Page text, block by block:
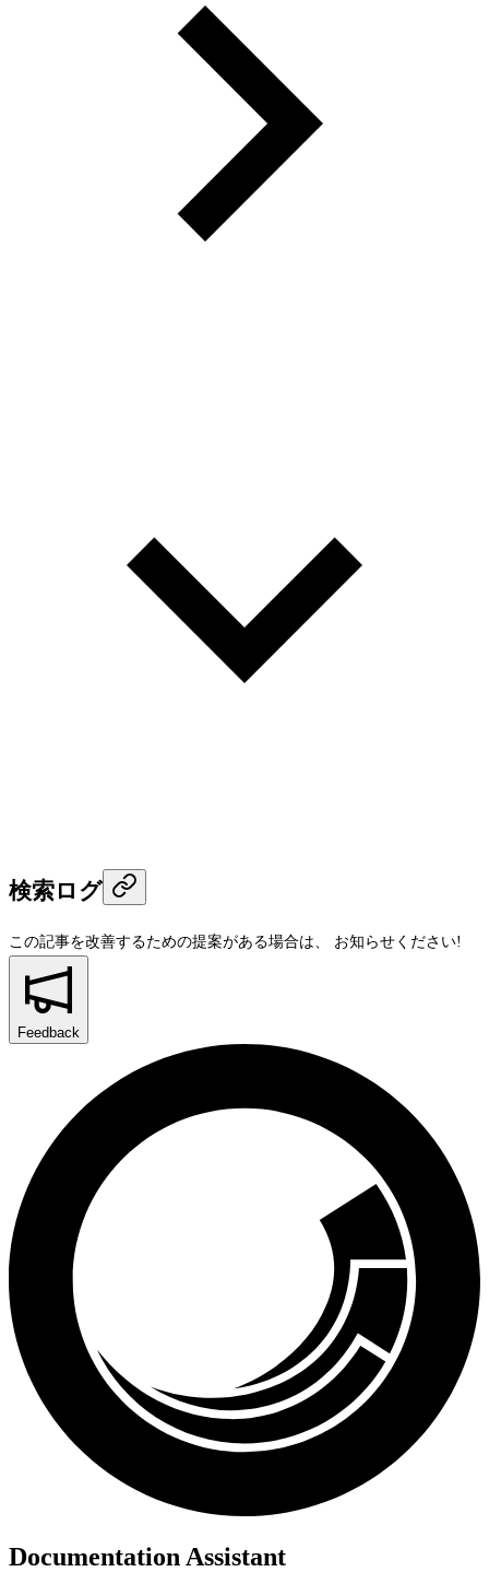
検索ログ
この記事を改善するための提案がある場合は、 お知らせください!
Feedback
Documentation Assistant